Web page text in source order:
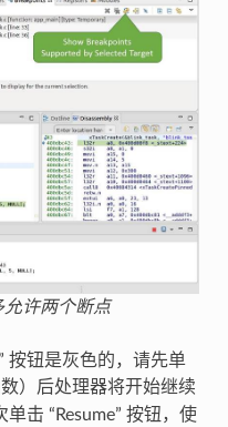
许两个断点
按钮是灰色的，请先单
）后处理器将开始继续
击 “Resume” 按钮，使